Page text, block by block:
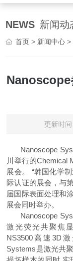
NEWS 新闻动
首页 > 新闻中心 >
Nanoscope
更新时
Nanoscope
川举行的Chemical
展会。 “韩国化学
际认证的展会，与
届国际表面处理和
展会同时举办。
Nanoscope
激光荧光共聚焦
NS3500高速3D
Systems是激光共